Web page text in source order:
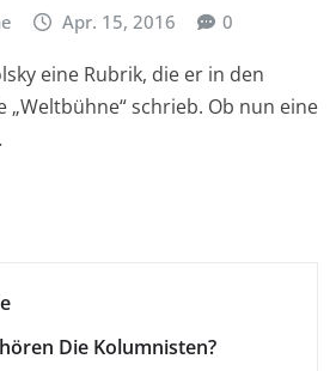
Apr. 15, 2016 0
eine Rubrik, die er in den
„Weltbühne“ schrieb. Ob nun eine
Die Kolumnisten?